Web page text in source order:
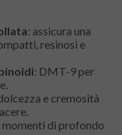
: assicura una
resinosi e
: DMT-9 per
e cremosità
di profondo